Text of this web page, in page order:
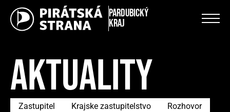
Pardubický
kraj
AKTUALITY
Zastupitel Krajske zastupitelstvo
Rozhovor